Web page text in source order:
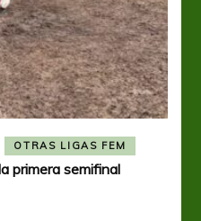
OTRAS LIGAS FEM
primera semifinal